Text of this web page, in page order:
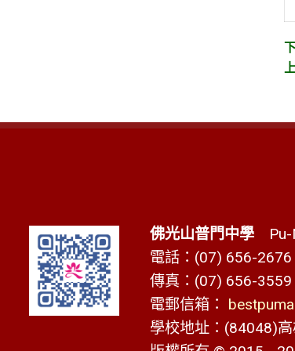
佛光山普門中學Pu-
電話：(07) 656-2676
傳真：(07) 656-3559
電郵信箱：
學校地址：(84048)